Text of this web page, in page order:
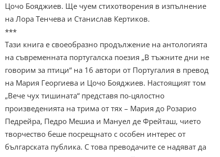
Цочо Бояджиев. Ще чуем стихотворения в изпълнение
на Лора Тенчева и Станислав Кертиков.
***
Тази книга е своеобразно продължение на антологията
на съвременната португалска поезия „В тъжните дни не
говорим за птици“ на 16 автори от Португалия в превод
на Мария Георгиева и Цочо Бояджиев. Настоящият том
„Вече чух тишината“ представя по-цялостно
произведенията на трима от тях – Мария до Розарио
Педрейра, Педро Мешиа и Мануел де Фрейташ, чието
творчество беше посрещнато с особен интерес от
българската публика. С това преводачите се надяват да